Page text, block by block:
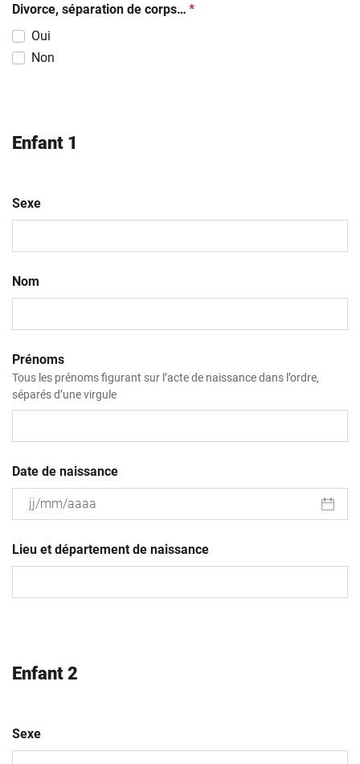
Divorce, séparation de corps… (obligatoire)
*
Oui
Non
Enfant 1
Sexe
Nom
Prénoms
Tous les prénoms figurant sur l’acte de naissance dans l’ordre,
séparés d’une virgule
Date de naissance
slash
MM
Lieu et département de naissance
Enfant 2
Sexe